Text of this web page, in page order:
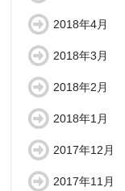
2018年4月
2018年3月
2018年2月
2018年1月
2017年12月
2017年11月